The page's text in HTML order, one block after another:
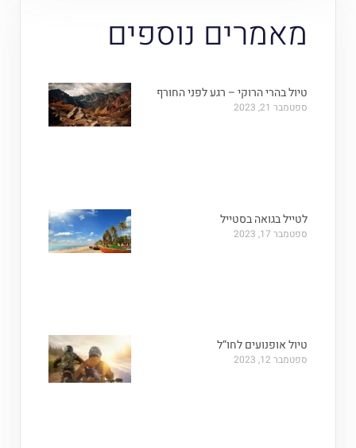
מאמרים נוספים
טיול בהרי הרוקי – רגע לפני החורף
ספטמבר 21, 2023
לטייל בגואה בסטייל
ספטמבר 17, 2023
טיול אופנועים לחו“ל
ספטמבר 12, 2023